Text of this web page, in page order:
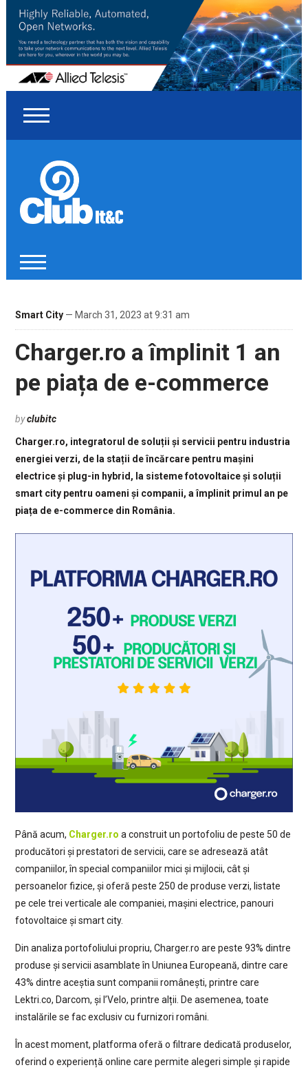
Smart City— March 31, 2023 at 9:31 am
Charger.ro a împlinit 1 an
pe piața de e-commerce
byclubitc
Charger.ro, integratorul de soluții și servicii pentru industria
energiei verzi, de la stații de încărcare pentru mașini
electrice și plug-in hybrid, la sisteme fotovoltaice și soluții
smart city pentru oameni și companii, a împlinit primul an pe
piața de e-commerce din România.
Până acum, Charger.ro a construit un portofoliu de peste 50 de
producători și prestatori de servicii, care se adresează atât
companiilor, în special companiilor mici și mijlocii, cât și
persoanelor fizice, și oferă peste 250 de produse verzi, listate
pe cele trei verticale ale companiei, mașini electrice, panouri
fotovoltaice și smart city.
Din analiza portofoliului propriu, Charger.ro are peste 93% dintre
produse și servicii asamblate în Uniunea Europeană, dintre care
43% dintre aceștia sunt companii românești, printre care
Lektri.co, Darcom, și I’Velo, printre alții. De asemenea, toate
instalările se fac exclusiv cu furnizori români.
În acest moment, platforma oferă o filtrare dedicată produselor,
oferind o experiență online care permite alegeri simple și rapide